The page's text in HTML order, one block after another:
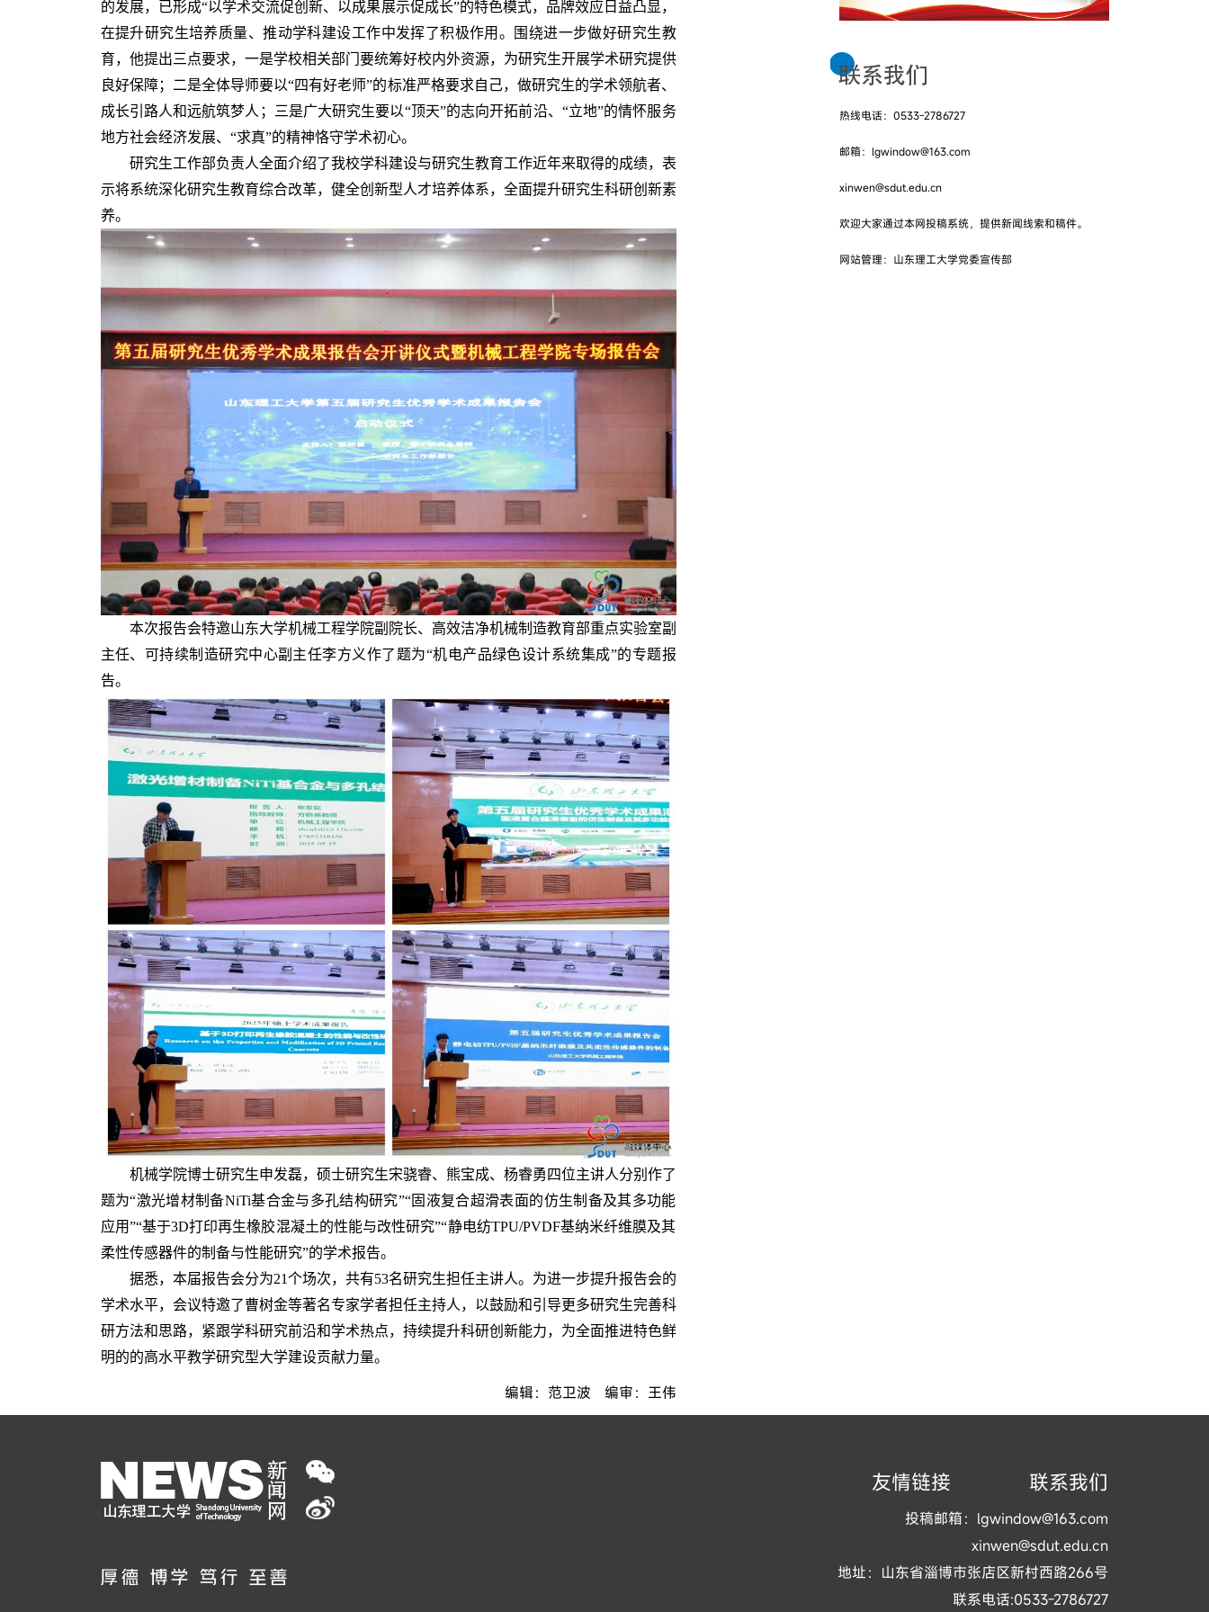
的发展，已形成“以学术交流促创新、以成果展示促成长”的特色模式，品牌效应日益凸显，
在提升研究生培养质量、推动学科建设工作中发挥了积极作用。围绕进一步做好研究生教
育，他提出三点要求，一是学校相关部门要统筹好校内外资源，为研究生开展学术研究提供
良好保障；二是全体导师要以“四有好老师”的标准严格要求自己，做研究生的学术领航者、
成长引路人和远航筑梦人；三是广大研究生要以“顶天”的志向开拓前沿、“立地”的情怀服务
地方社会经济发展、“求真”的精神恪守学术初心。
研究生工作部负责人全面介绍了我校学科建设与研究生教育工作近年来取得的成绩，表
示将系统深化研究生教育综合改革，健全创新型人才培养体系，全面提升研究生科研创新素
养。
本次报告会特邀山东大学机械工程学院副院长、高效洁净机械制造教育部重点实验室副
主任、可持续制造研究中心副主任李方义作了题为“机电产品绿色设计系统集成”的专题报
告。
机械学院博士研究生申发磊，硕士研究生宋骁睿、熊宝成、杨睿勇四位主讲人分别作了
题为“激光增材制备NiTi基合金与多孔结构研究”“固液复合超滑表面的仿生制备及其多功能
应用”“基于3D打印再生橡胶混凝土的性能与改性研究”“静电纺TPU/PVDF基纳米纤维膜及其
柔性传感器件的制备与性能研究”的学术报告。
据悉，本届报告会分为21个场次，共有53名研究生担任主讲人。为进一步提升报告会的
学术水平，会议特邀了曹树金等著名专家学者担任主持人，以鼓励和引导更多研究生完善科
研方法和思路，紧跟学科研究前沿和学术热点，持续提升科研创新能力，为全面推进特色鲜
明的的高水平教学研究型大学建设贡献力量。
编辑：范卫波 编审：王伟
热线电话：0533-2786727
邮箱：lgwindow@163.com
xinwen@sdut.edu.cn
欢迎大家通过本网投稿系统，提供新闻线索和稿件。
网站管理：山东理工大学党委宣传部
友情链接 联系我们
投稿邮箱：lgwindow@163.com
xinwen@sdut.edu.cn
地址：山东省淄博市张店区新村西路266号
联系电话:0533-2786727